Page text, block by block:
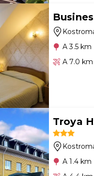
A 3.5
A 7.0
Troya
A 1.4